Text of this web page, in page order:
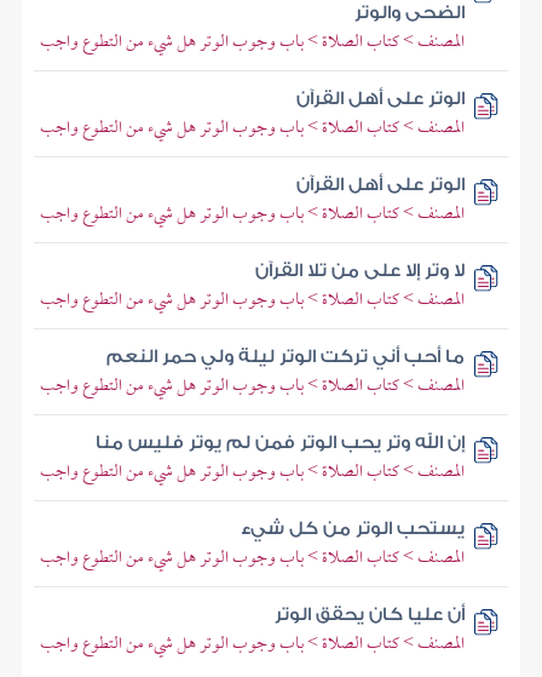
الضحى والوتر
المصنف > كتاب الصلاة > باب وجوب الوتر هل شيء من التطوع واجب
الوتر على أهل القرآن
المصنف > كتاب الصلاة > باب وجوب الوتر هل شيء من التطوع واجب
الوتر على أهل القرآن
المصنف > كتاب الصلاة > باب وجوب الوتر هل شيء من التطوع واجب
لا وتر إلا على من تلا القرآن
المصنف > كتاب الصلاة > باب وجوب الوتر هل شيء من التطوع واجب
ما أحب أني تركت الوتر ليلة ولي حمر النعم
المصنف > كتاب الصلاة > باب وجوب الوتر هل شيء من التطوع واجب
إن الله وتر يحب الوتر فمن لم يوتر فليس منا
المصنف > كتاب الصلاة > باب وجوب الوتر هل شيء من التطوع واجب
يستحب الوتر من كل شيء
المصنف > كتاب الصلاة > باب وجوب الوتر هل شيء من التطوع واجب
أن عليا كان يحقق الوتر
المصنف > كتاب الصلاة > باب وجوب الوتر هل شيء من التطوع واجب